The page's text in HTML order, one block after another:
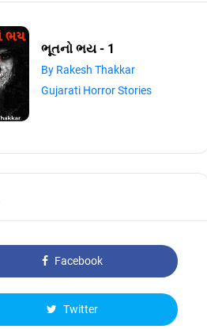
ભૂતનો ભય - 1
By Rakesh Thakkar
Gujarati Horror Stories
Facebook
Twitter